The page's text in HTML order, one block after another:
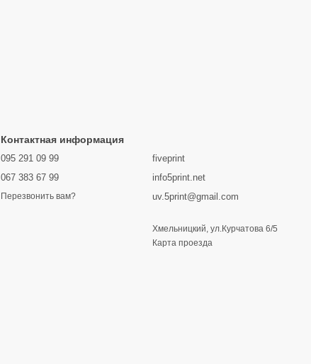
Контактная информация
095 291 09 99
067 383 67 99
Перезвонить вам?
fiveprint
info5print.net
uv.5print@gmail.com
Хмельницкий, ул.Курчатова 6/5
Карта проезда